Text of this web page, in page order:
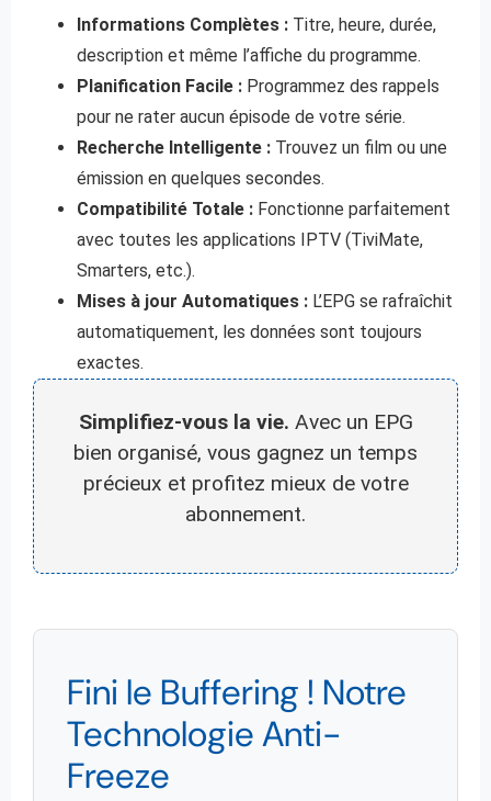
Informations Complètes : Titre, heure, durée,
description et même l’affiche du programme.
Planification Facile : Programmez des rappels
pour ne rater aucun épisode de votre série.
Recherche Intelligente : Trouvez un film ou une
émission en quelques secondes.
Compatibilité Totale : Fonctionne parfaitement
avec toutes les applications IPTV (TiviMate,
Smarters, etc.).
Mises à jour Automatiques : L’EPG se rafraîchit
automatiquement, les données sont toujours
exactes.
Simplifiez-vous la vie. Avec un EPG
bien organisé, vous gagnez un temps
précieux et profitez mieux de votre
abonnement.
Fini le Buffering ! Notre
Technologie Anti-
Freeze